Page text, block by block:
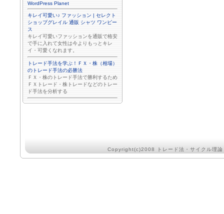
WordPress Planet
キレイ可愛い♪ ファッション | セレクト
ショップグレイル 通販 シャツ ワンピー
ス
キレイ可愛いファッションを通販で格安
で手に入れて女性は今よりもっとキレ
イ・可愛くなれます。
トレード手法を学ぶ！ＦＸ・株（相場）
のトレード手法の必勝法
ＦＸ・株のトレード手法で勝利するため
ＦＸトレード・株トレードなどのトレー
ド手法を分析する
Copyright(c)2008 トレード法・サイクル理